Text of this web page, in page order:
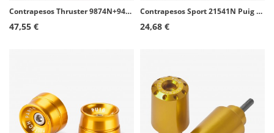
Contrapesos Thruster 9874N+9420T Puig color Naranja para Yamaha R1, R6, R7
47,55 €
Contrapesos Sport 21541N Puig color Negro para Benelli Leoncino 800 (22-26)
24,68 €